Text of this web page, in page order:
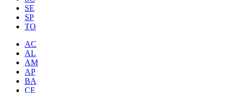
SE
SP
TO
AC
AL
AM
AP
BA
CE